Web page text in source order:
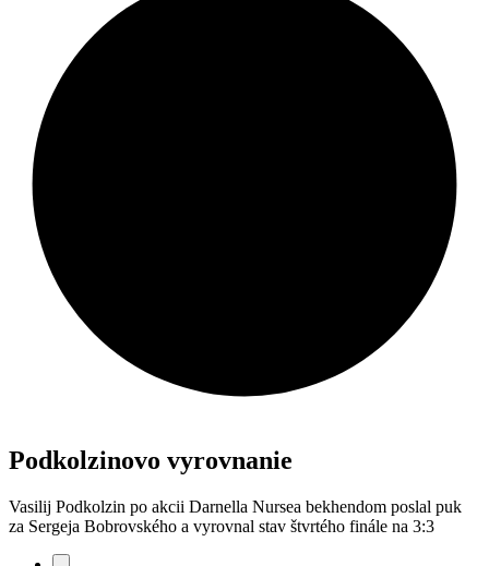
Podkolzinovo vyrovnanie
Vasilij Podkolzin po akcii Darnella Nursea bekhendom poslal puk
za Sergeja Bobrovského a vyrovnal stav štvrtého finále na 3:3